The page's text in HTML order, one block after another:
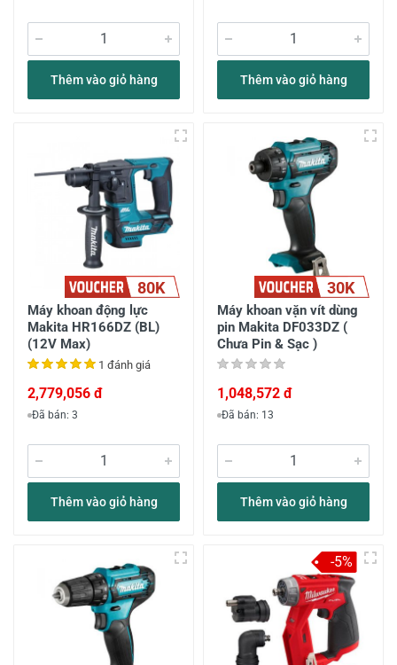
Thêm vào giỏ hàng Thêm vào giỏ hàng
80K
Máy khoan động lực
Makita HR166DZ (BL)
(12V Max)
1 đánh giá
2,779,056 đ
Đã bán: 3
Thêm vào giỏ hàng
30K
Máy khoan vặn vít dùng
pin Makita DF033DZ (
Chưa Pin & Sạc )
1,048,572 đ
Đã bán: 13
Thêm vào giỏ hàng
-5%